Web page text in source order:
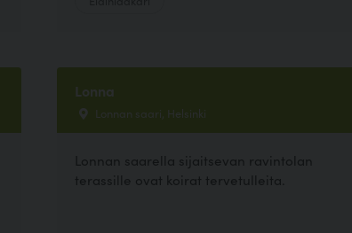
Lonna
Lonnan saari, Helsinki
Lonnan saarella sijaitsevan ravintolan
terassille ovat koirat tervetulleita.